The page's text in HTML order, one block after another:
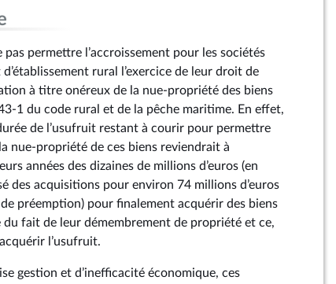
pas permettre l’accroissement pour les sociétés
rural l’exercice de leur droit de
à titre onéreux de la nue-propriété des biens
du code rural et de la pêche maritime. En effet,
de l’usufruit restant à courir pour permettre
nue-propriété de ces biens reviendrait à
années des dizaines de millions d’euros (en
des acquisitions pour environ 74 millions d’euros
préemption) pour finalement acquérir des biens
fait de leur démembrement de propriété et ce,
l’usufruit.
gestion et d’inefficacité économique, ces